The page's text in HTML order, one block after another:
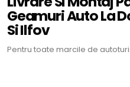
Geamuri Auto La
Si Ilfov
Pentru toate marcile de